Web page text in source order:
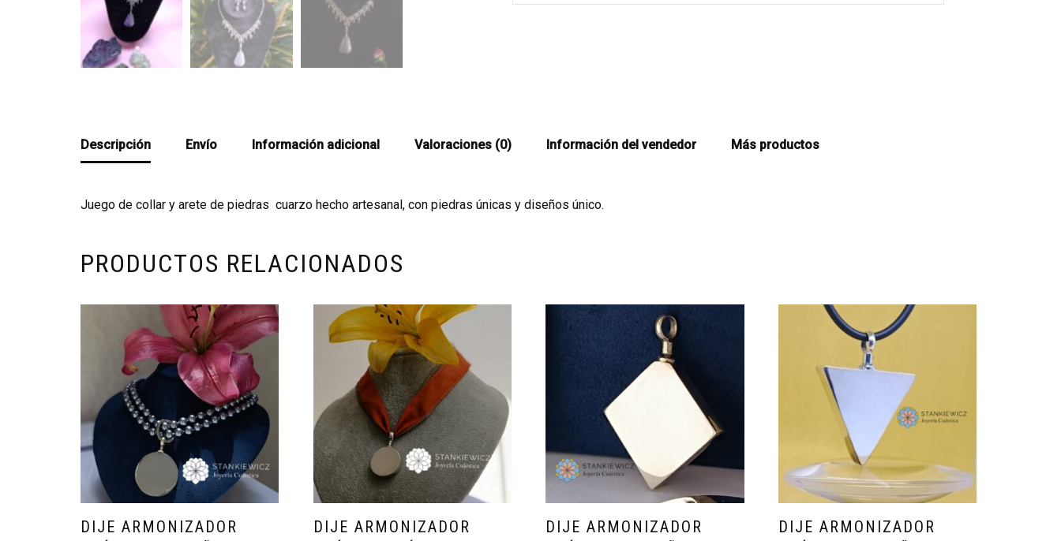
Descripción Envío Información adicional Valoraciones (0) Información del vendedor Más productos
Juego de collar y arete de piedras cuarzo hecho artesanal, con piedras únicas y diseños único.
PRODUCTOS RELACIONADOS
DIJE ARMONIZADOR
DIJE ARMONIZADOR
DIJE ARMONIZADOR
DIJE ARMONIZADOR